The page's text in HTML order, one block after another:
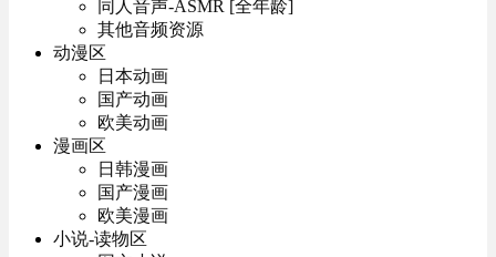
同人音声-ASMR [全年龄]
其他音频资源
动漫区
日本动画
国产动画
欧美动画
漫画区
日韩漫画
国产漫画
欧美漫画
小说-读物区